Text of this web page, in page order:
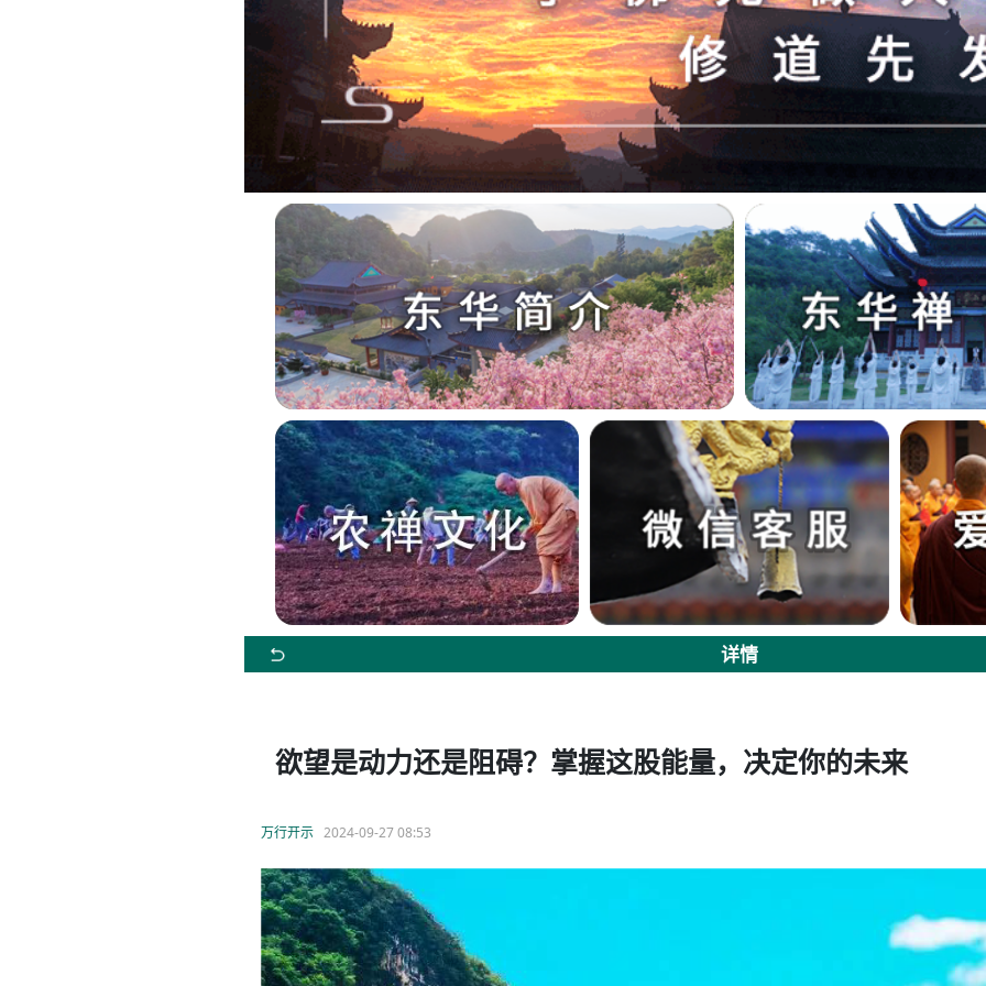
详情
欲望是动力还是阻碍？掌握这股能量，决定你的未来
万行开示 2024-09-27 08:53